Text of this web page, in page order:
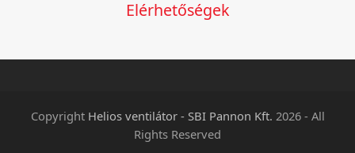
Elérhetőségek
Copyright Helios ventilátor - SBI Pannon Kft. 2026 - All
Rights Reserved